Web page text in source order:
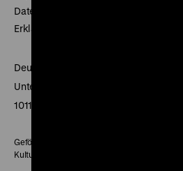
Datenschutz
Erklärung digitale Barrierefreiheit
Deutsches Historisches Museum
Unter den Linden 2
10117 Berlin
Gefördert mit Mitteln des Beauftragten der
Kultur und Medien